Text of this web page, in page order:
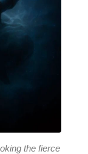
the fierce